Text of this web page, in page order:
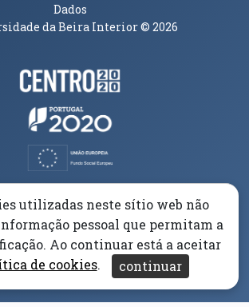
Dados
da Beira Interior© 2026
e Financiadores
(abre em nova janela)
(abre em nova janela)
utilizadas neste sítio web não
pessoal que permitam a
Ao continuar está a aceitar
de cookies. continuar